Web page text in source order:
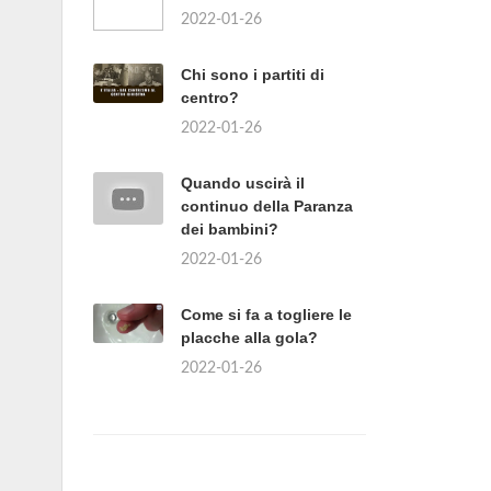
2022-01-26
Chi sono i partiti di
centro?
2022-01-26
Quando uscirà il
continuo della Paranza
dei bambini?
2022-01-26
Come si fa a togliere le
placche alla gola?
2022-01-26